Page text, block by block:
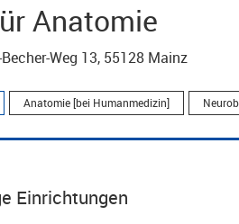
Anatomie
Weg 13, 55128 Mainz
Anatomie [bei Humanmedizin]
Einrichtungen